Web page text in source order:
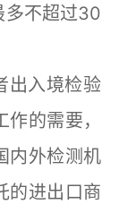
多不超过30
入境检验
的需要，
内外检测机
的进出口商